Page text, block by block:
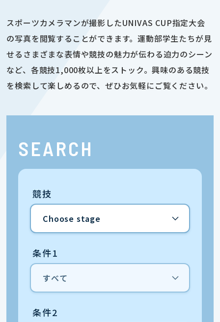
スポーツカメラマンが撮影したUNIVAS CUP指定大会
の写真を閲覧することができます。運動部学生たちが見
せるさまざまな表情や競技の魅力が伝わる迫力のシーン
など、各競技1,000枚以上をストック。興味のある競技
を検索して楽しめるので、ぜひお気軽にご覧ください。
SEARCH
競技
条件1
条件2